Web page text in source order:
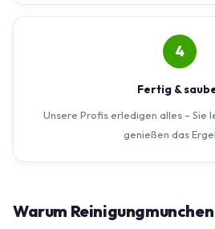
4
Fertig &
Unsere Profis erledigen alles – Sie
genießen das
Warum